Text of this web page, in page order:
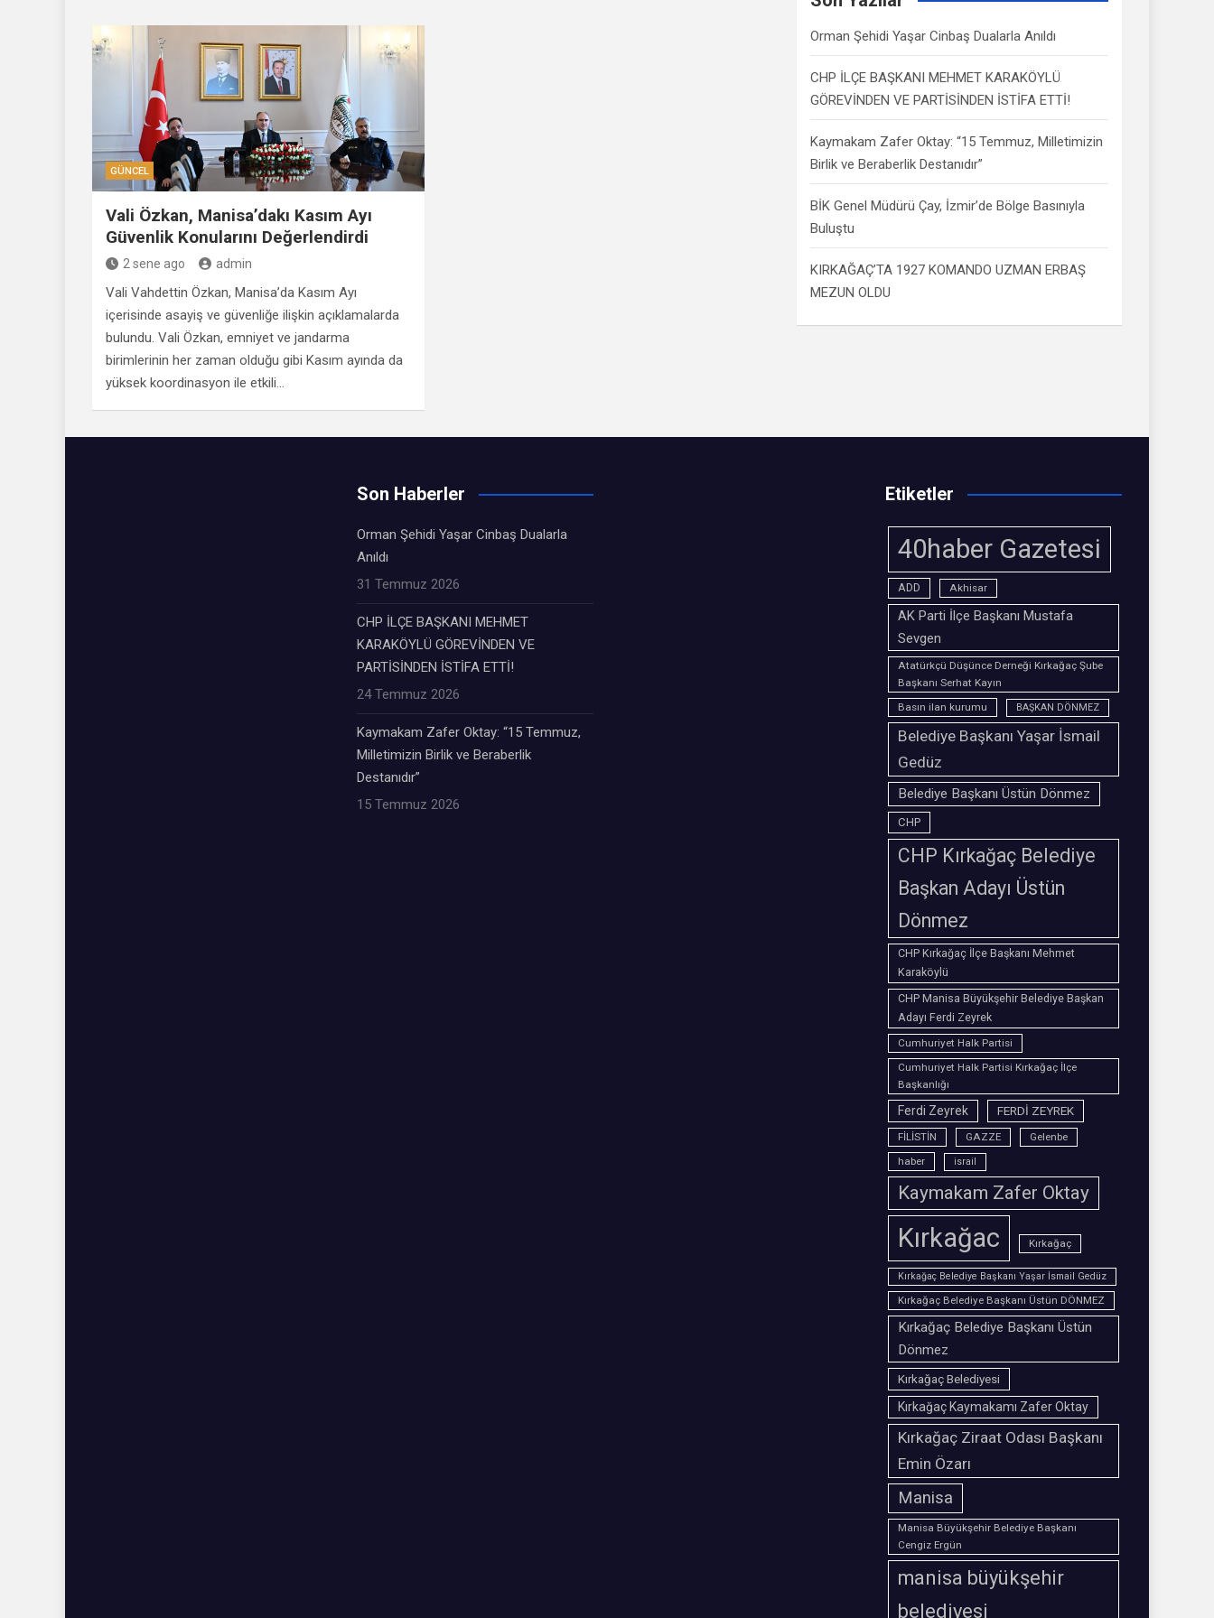
GÜNCEL
Vali Özkan, Manisa’dakı Kasım Ayı
Güvenlik Konularını Değerlendirdi
2 sene ago admin
Vali Vahdettin Özkan, Manisa’da Kasım Ayı
içerisinde asayiş ve güvenliğe ilişkin açıklamalarda
bulundu. Vali Özkan, emniyet ve jandarma
birimlerinin her zaman olduğu gibi Kasım ayında da
yüksek koordinasyon ile etkili…
Orman Şehidi Yaşar Cinbaş Dualarla Anıldı
CHP İLÇE BAŞKANI MEHMET KARAKÖYLÜ
GÖREVİNDEN VE PARTİSİNDEN İSTİFA ETTİ!
Kaymakam Zafer Oktay: “15 Temmuz, Milletimizin
Birlik ve Beraberlik Destanıdır”
BİK Genel Müdürü Çay, İzmir’de Bölge Basınıyla
Buluştu
KIRKAĞAÇ’TA 1927 KOMANDO UZMAN ERBAŞ
MEZUN OLDU
Son Haberler
Orman Şehidi Yaşar Cinbaş Dualarla
Anıldı
31 Temmuz 2026
CHP İLÇE BAŞKANI MEHMET
KARAKÖYLÜ GÖREVİNDEN VE
PARTİSİNDEN İSTİFA ETTİ!
24 Temmuz 2026
Kaymakam Zafer Oktay: “15 Temmuz,
Milletimizin Birlik ve Beraberlik
Destanıdır”
15 Temmuz 2026
Etiketler
40haber Gazetesi
ADD Akhisar
AK Parti İlçe Başkanı Mustafa
Sevgen
Atatürkçü Düşünce Derneği Kırkağaç Şube
Başkanı Serhat Kayın
Basın ilan kurumu
BAŞKAN DÖNMEZ
Belediye Başkanı Yaşar İsmail
Gedüz
Belediye Başkanı Üstün Dönmez
CHP
CHP Kırkağaç Belediye
Başkan Adayı Üstün
Dönmez
CHP Kırkağaç İlçe Başkanı Mehmet
Karaköylü
CHP Manisa Büyükşehir Belediye Başkan
Adayı Ferdi Zeyrek
Cumhuriyet Halk Partisi
Cumhuriyet Halk Partisi Kırkağaç İlçe
Başkanlığı
Ferdi Zeyrek FERDİ ZEYREK
FİLİSTİN GAZZE
Gelenbe
haber
israil
Kaymakam Zafer Oktay
Kırkağac Kırkağaç
Kırkağaç Belediye Başkanı Yaşar İsmail Gedüz
Kırkağaç Belediye Başkanı Üstün DÖNMEZ
Kırkağaç Belediye Başkanı Üstün
Dönmez
Kırkağaç Belediyesi
Kırkağaç Kaymakamı Zafer Oktay
Kırkağaç Ziraat Odası Başkanı
Emin Özarı
Manisa
Manisa Büyükşehir Belediye Başkanı
Cengiz Ergün
manisa büyükşehir
belediyesi